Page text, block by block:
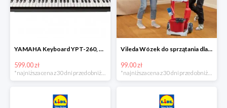
YAMAHA Keyboard YPT-260, 61 klawiszy
599.00 zł
*najniższa cena z 30 dni przed obniżką
Vileda Wózek do sprzątania dla dzieci
99.00 zł
*najniższa cena z 30 dni przed obniżką